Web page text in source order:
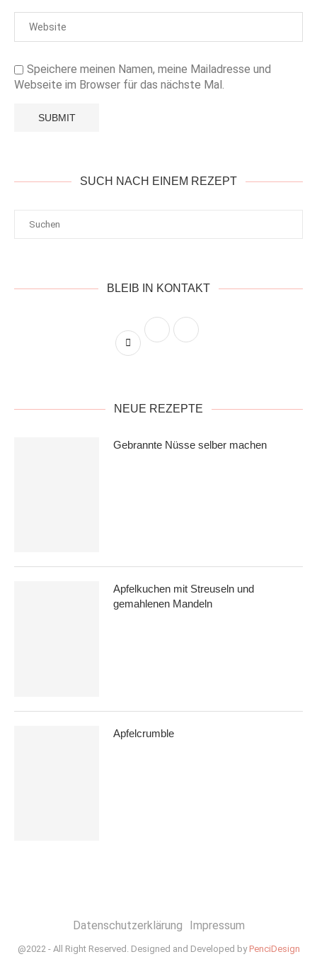
Speichere meinen Namen, meine Mailadresse und
Webseite im Browser für das nächste Mal.
SUCH NACH EINEM REZEPT
BLEIB IN KONTAKT
NEUE REZEPTE
Gebrannte Nüsse selber machen
Apfelkuchen mit Streuseln und
gemahlenen Mandeln
Apfelcrumble
Datenschutzerklärung Impressum
@2022 - All Right Reserved. Designed and Developed byPenciDesign